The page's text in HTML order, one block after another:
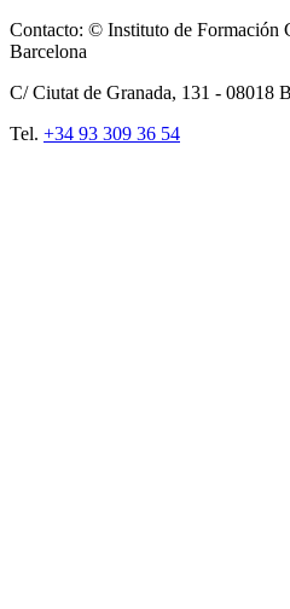
Contacto: © Instituto de Formación
Barcelona
C/ Ciutat de Granada, 131 - 08018
Tel. +34 93 309 36 54